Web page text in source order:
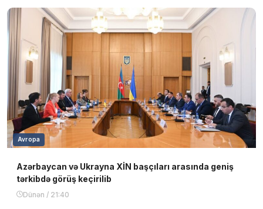
Avropa
Azərbaycan və Ukrayna XİN başçıları arasında geniş
tərkibdə görüş keçirilib
Dünən / 21:40